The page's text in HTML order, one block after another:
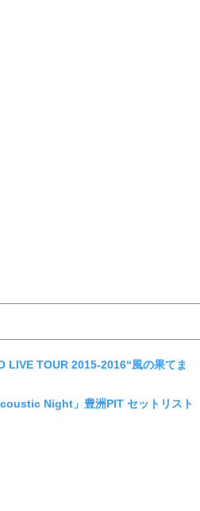
LIVE TOUR 2015-2016“風の果てま
Night」豊洲PIT セットリスト